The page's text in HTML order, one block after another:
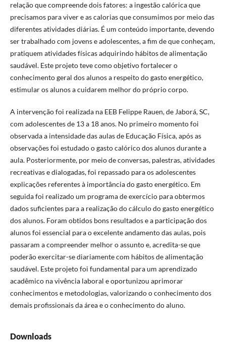
relação que compreende dois fatores: a ingestão calórica que
precisamos para viver e as calorias que consumimos por meio das
diferentes atividades diárias. É um conteúdo importante, devendo
ser trabalhado com jovens e adolescentes, a fim de que conheçam,
pratiquem atividades físicas adquirindo hábitos de alimentação
saudável. Este projeto teve como objetivo fortalecer o
conhecimento geral dos alunos a respeito do gasto energético,
estimular os alunos a cuidarem melhor do próprio corpo.
A intervenção foi realizada na EEB Felippe Rauen, de Jaborá, SC,
com adolescentes de 13 a 18 anos. No primeiro momento foi
observada a intensidade das aulas de Educação Física, após as
observações foi estudado o gasto calórico dos alunos durante a
aula. Posteriormente, por meio de conversas, palestras, atividades
recreativas e dialogadas, foi repassado para os adolescentes
explicações referentes à importância do gasto energético. Em
seguida foi realizado um programa de exercício para obtermos
dados suficientes para a realização do cálculo do gasto energético
dos alunos. Foram obtidos bons resultados e a participação dos
alunos foi essencial para o excelente andamento das aulas, pois
passaram a compreender melhor o assunto e, acredita-se que
poderão exercitar-se diariamente com hábitos de alimentação
saudável. Este projeto foi fundamental para um aprendizado
acadêmico na vivência laboral e oportunizou aprimorar
conhecimentos e metodologias, valorizando o conhecimento dos
demais profissionais da área e o conhecimento do aluno.
Downloads